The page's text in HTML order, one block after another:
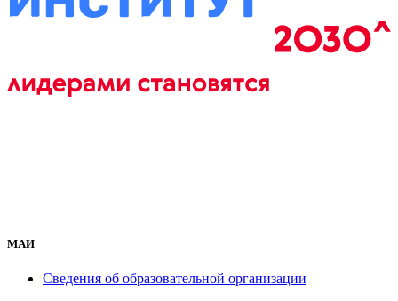
МАИ
Сведения об образовательной организации